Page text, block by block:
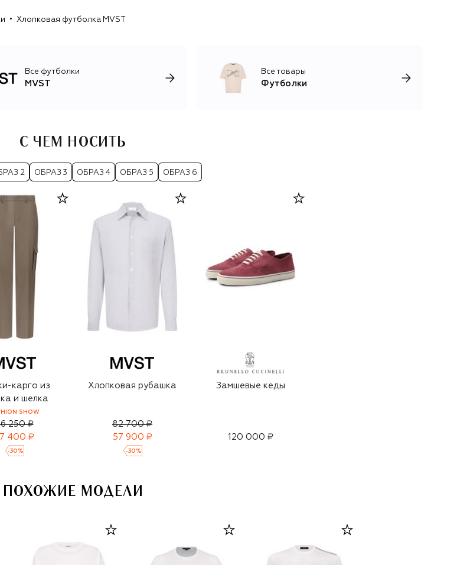
Хлопковая футболка MVST
Все футболки
MVST
Все товары
Футболки
С ЧЕМ НОСИТЬ
2 ОБРАЗ 3 ОБРАЗ 4 ОБРАЗ 5 ОБРАЗ 6
карго из
и шелка
SHOW
250 ₽
400 ₽
-30 %
Хлопковая рубашка
82 700 ₽
57 900 ₽
-30 %
Замшевые кеды
120 000 ₽
ПОХОЖИЕ МОДЕЛИ